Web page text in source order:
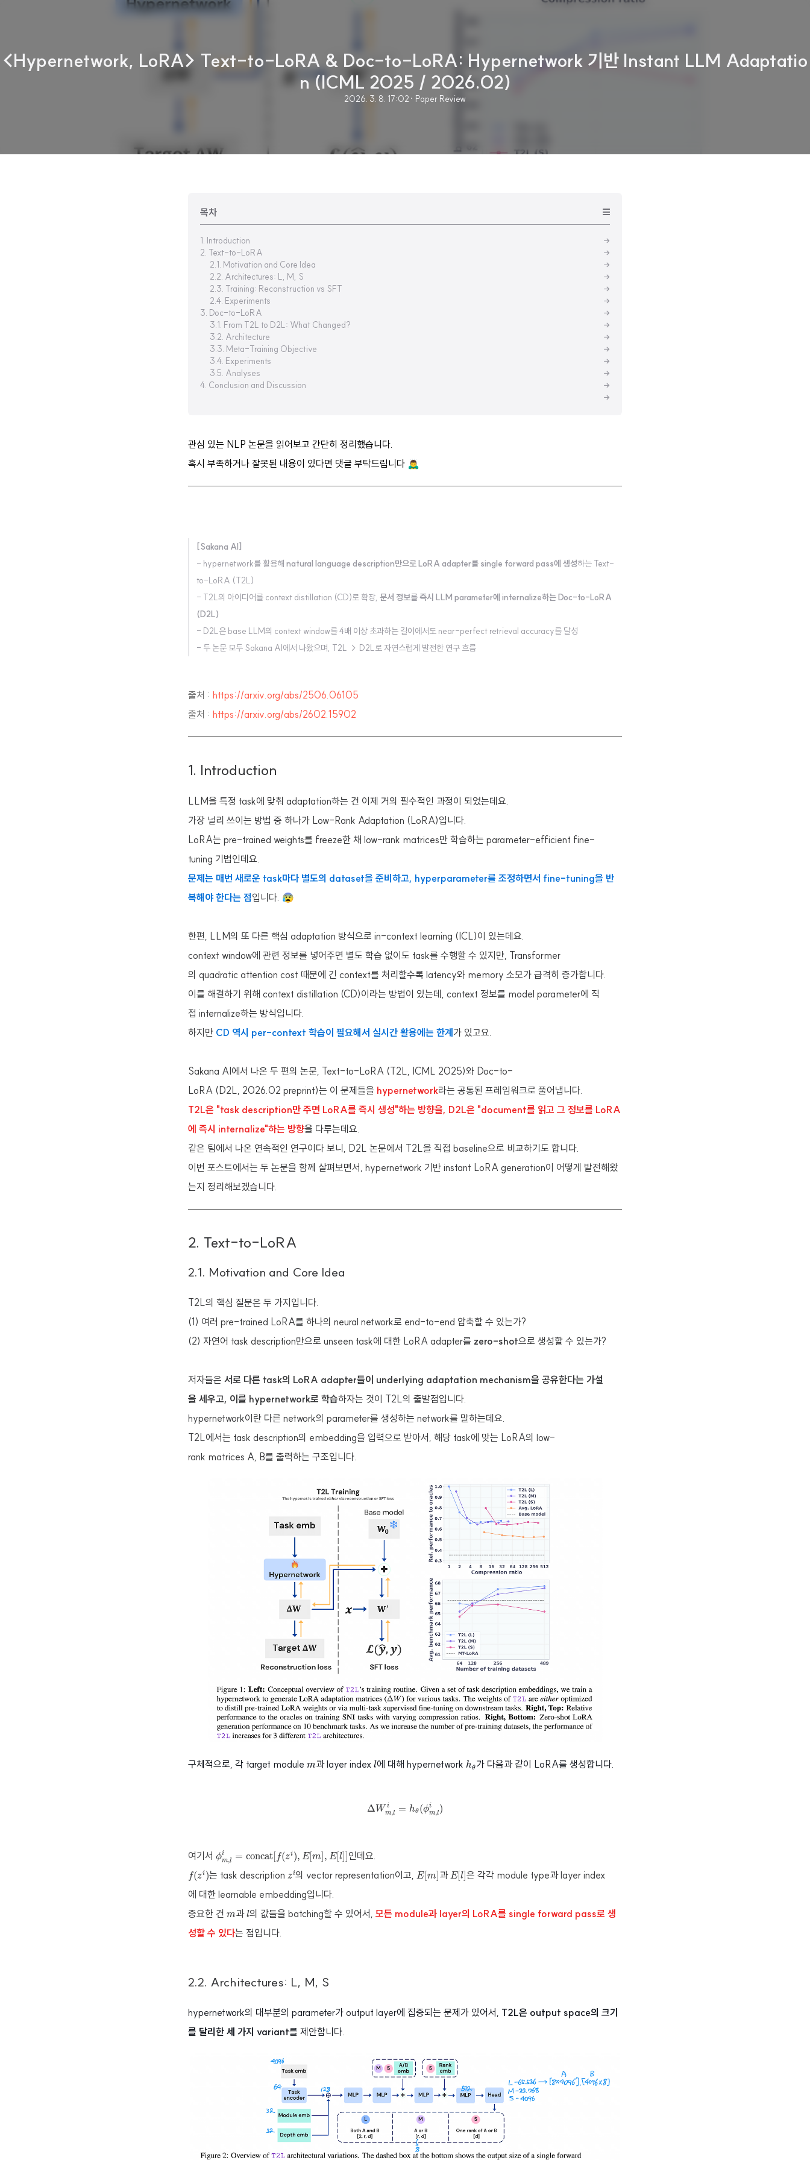
<Hypernetwork, LoRA> Text-to-LoRA & Doc-to-LoRA: Hypernetwork 기반 Instant LLM Adaptatio
n (ICML 2025 / 2026.02)
2026. 3. 8. 17:02 · Paper Review
목차
1. Introduction
2. Text-to-LoRA
2.1. Motivation and Core Idea
2.2. Architectures: L, M, S
2.3. Training: Reconstruction vs SFT
2.4. Experiments
3. Doc-to-LoRA
3.1. From T2L to D2L: What Changed?
3.2. Architecture
3.3. Meta-Training Objective
3.4. Experiments
3.5. Analyses
4. Conclusion and Discussion
관심 있는 NLP 논문을 읽어보고 간단히 정리했습니다.
혹시 부족하거나 잘못된 내용이 있다면 댓글 부탁드립니다 🙇‍♂️
[Sakana AI]
- hypernetwork를 활용해 natural language description만으로 LoRA adapter를 single forward pass에 생성하는 Text-
to-LoRA (T2L)
- T2L의 아이디어를 context distillation (CD)로 확장, 문서 정보를 즉시 LLM parameter에 internalize하는 Doc-to-LoRA
(D2L)
- D2L은 base LLM의 context window를 4배 이상 초과하는 길이에서도 near-perfect retrieval accuracy를 달성
- 두 논문 모두 Sakana AI에서 나왔으며, T2L → D2L로 자연스럽게 발전한 연구 흐름
출처 : https://arxiv.org/abs/2506.06105
출처 : https://arxiv.org/abs/2602.15902
1. Introduction
LLM을 특정 task에 맞춰 adaptation하는 건 이제 거의 필수적인 과정이 되었는데요.
가장 널리 쓰이는 방법 중 하나가 Low-Rank Adaptation (LoRA)입니다.
LoRA는 pre-trained weights를 freeze한 채 low-rank matrices만 학습하는 parameter-efficient fine-
tuning 기법인데요.
문제는 매번 새로운 task마다 별도의 dataset을 준비하고, hyperparameter를 조정하면서 fine-tuning을 반
복해야 한다는 점입니다. 😰
한편, LLM의 또 다른 핵심 adaptation 방식으로 in-context learning (ICL)이 있는데요.
context window에 관련 정보를 넣어주면 별도 학습 없이도 task를 수행할 수 있지만, Transformer
의 quadratic attention cost 때문에 긴 context를 처리할수록 latency와 memory 소모가 급격히 증가합니다.
이를 해결하기 위해 context distillation (CD)이라는 방법이 있는데, context 정보를 model parameter에 직
접 internalize하는 방식입니다.
하지만 CD 역시 per-context 학습이 필요해서 실시간 활용에는 한계 가 있고요.
Sakana AI에서 나온 두 편의 논문, Text-to-LoRA (T2L, ICML 2025)와 Doc-to-
LoRA (D2L, 2026.02 preprint)는 이 문제들을 hypernetwork라는 공통된 프레임워크로 풀어냅니다.
T2L은 "task description만 주면 LoRA를 즉시 생성"하는 방향을, D2L은 "document를 읽고 그 정보를 LoRA
에 즉시 internalize"하는 방향을 다루는데요.
같은 팀에서 나온 연속적인 연구이다 보니, D2L 논문에서 T2L을 직접 baseline으로 비교하기도 합니다.
이번 포스트에서는 두 논문을 함께 살펴보면서, hypernetwork 기반 instant LoRA generation이 어떻게 발전해왔
는지 정리해보겠습니다.
2. Text-to-LoRA
2.1. Motivation and Core Idea
T2L의 핵심 질문은 두 가지입니다.
(1) 여러 pre-trained LoRA를 하나의 neural network로 end-to-end 압축할 수 있는가?
(2) 자연어 task description만으로 unseen task에 대한 LoRA adapter를 zero-shot으로 생성할 수 있는가?
저자들은 서로 다른 task의 LoRA adapter들이 underlying adaptation mechanism을 공유한다는 가설
을 세우고, 이를 hypernetwork로 학습하자는 것이 T2L의 출발점입니다.
hypernetwork이란 다른 network의 parameter를 생성하는 network를 말하는데요.
T2L에서는 task description의 embedding을 입력으로 받아서, 해당 task에 맞는 LoRA의 low-
rank matrices A, B를 출력하는 구조입니다.
구체적으로, 각 target module m
m과 layer index ll에 대해 hypernetwork hθ
h θ가 다음과 같이 LoRA를 생성합니다.
ΔW i
m,l = hθ (ϕi
m,l)
Δ Wm hθ (ϕm li
여기서 ϕi
m,l = concat[f(zi), E[m], E[l]]
ϕm concat[ f( zi) E[m ], [l]] 인데요.
f(zi)
f(z i)는 task description zi
i의 vector representation이고, E[m]
E[m ]과E[l]
E[l]은 각각 module type과 layer index
에 대한 learnable embedding입니다.
중요한 건 m
m과ll의 값들을 batching할 수 있어서, 모든 module과 layer의 LoRA를 single forward pass로 생
성할 수 있다는 점입니다.
2.2. Architectures: L, M, S
hypernetwork의 대부분의 parameter가 output layer에 집중되는 문제가 있어서, T2L은 output space의 크기
를 달리한 세 가지 variant를 제안합니다.